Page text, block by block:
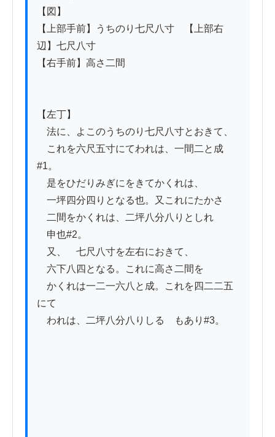
【図】
【上部手前】うちのり七尺八寸　【上部右
辺】七尺八寸
【右手前】高さ二間
【左丁】
法に、よこのうちのり七尺八寸とおきて、
これを六尺五寸にてわれは、一間二と成
#1。
是をひだりみぎにをきてかくれは、
一坪四分四りとなる也。又これにたかさ
二間をかくれは、二坪八分八りとしれ
申也#2。
又、　七尺八寸を左右におきて、
六下八四となる。これに高さ二間を
かくれは一二一六八と成。これを四二二五
にて
われは、二坪八分八りしるゝもあり#3。